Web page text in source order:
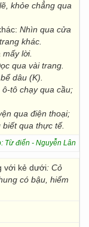
khỏe chẳng qua
Nhìn qua cửa
khác.
lời.
qua vài trang.
dâu (K).
ô-tô chạy qua cầu;
qua điện thoại;
qua thực tế.
Từ điển - Nguyễn Lân
với kẻ dưới: Cỏ
có bậu, hiểm